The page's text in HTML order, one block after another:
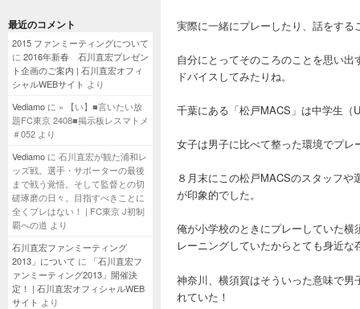
最近のコメント
2015 ファンミーティングについて
に 2016年新春 石川直宏プレゼン
ト企画のご案内 | 石川直宏オフィ
シャルWEBサイト より
Vediamo に » 【い】■言いたい放
題FC東京 2408■掲示板レスマトメ
＃052 より
Vediamo に 石川直宏が観た浦和レ
ッズ戦。選手・サポーターの最後
まで戦う覚悟。そして監督との切
磋琢磨の日々。目指すべきことに
全くブレはない！ | FC東京 J初制
覇への道 より
石川直宏ファンミーティング
2013」について に
「石川直宏フ
ァンミーティング2013」開催決
定！ | 石川直宏オフィシャルWEB
サイト より
実際に一緒にプレーしたり、話をする
自分にとってそのころのことを思い
ドバイスしてみたりね。
千葉にある「松戸MACS」は中学生（
女子は男子に比べて整った環境でプ
８月末にこの松戸MACSのスタッフ
が印象的でした。
俺が小学校のときにプレーしていた
レーニングしていたからとても身近
神奈川、横須賀はそういった意味で
れていた！